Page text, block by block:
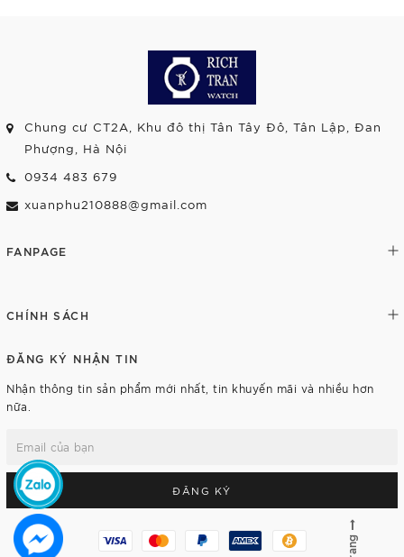
Chung cư CT2A, Khu đô thị Tân Tây Đô, Tân Lập, Đan
Phượng, Hà Nội
0934 483 679
xuanphu210888@gmail.com
FANPAGE
CHÍNH SÁCH
ĐĂNG KÝ NHẬN TIN
Nhận thông tin sản phẩm mới nhất, tin khuyến mãi và nhiều hơn
nữa.
ĐĂNG KÝ